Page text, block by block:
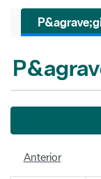
Anterior